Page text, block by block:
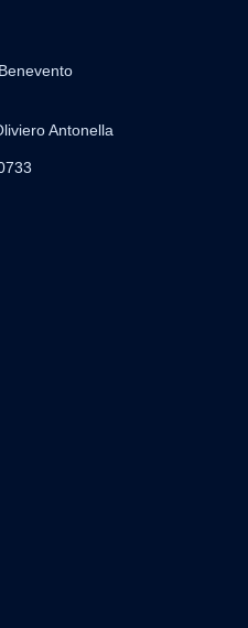
Antonella